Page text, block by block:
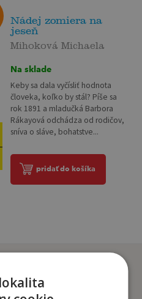
Nádej zomiera na
jeseň
Mihoková Michaela
Na sklade
Keby sa dala vyčísliť hodnota
človeka, koľko by stál? Píše sa
rok 1891 a mladučká Barbora
Rákayová odchádza od rodičov,
sníva o sláve, bohatstve...
pridať do košíka
si kúpili
kúpili